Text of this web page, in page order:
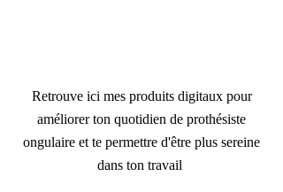
Retrouve ici mes produits digitaux pour
améliorer ton quotidien de prothésiste
ongulaire et te permettre d'être plus sereine
dans ton travail